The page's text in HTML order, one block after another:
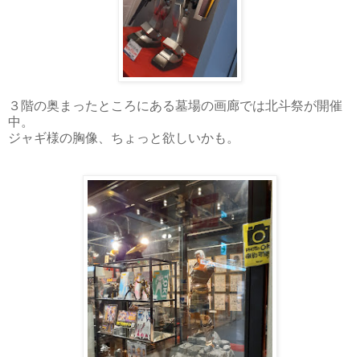
３階の奥まったところにある墓場の画廊では北斗祭が開催
中。
ジャギ様の胸像、ちょっと欲しいかも。